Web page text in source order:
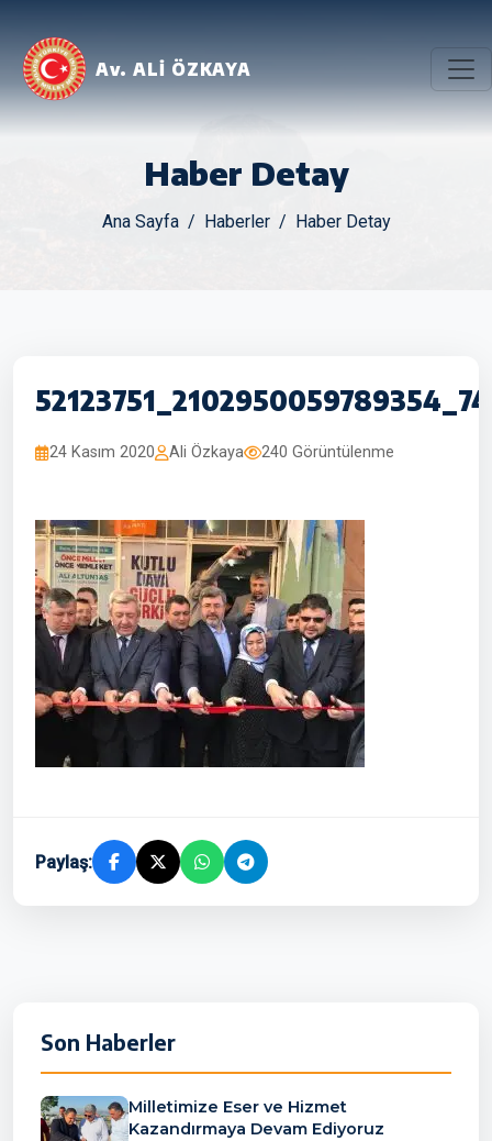
Av. ALİ ÖZKAYA
Haber Detay
Ana Sayfa Haberler Haber Detay
24 Kasım 2020 Ali Özkaya 240 Görüntülenme
Paylaş:
Son Haberler
Milletimize Eser ve Hizmet
Kazandırmaya Devam Ediyoruz